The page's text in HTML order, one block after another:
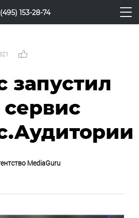
153-28-74
запустил
MediaGuru